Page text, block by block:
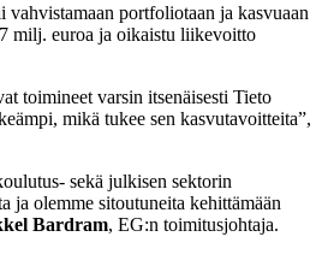
portfoliotaan ja kasvuaan
milj. euroa ja oikaistu liikevoitto
toimineet varsin itsenäisesti Tieto
mikä tukee sen kasvutavoitteita”,
sekä julkisen sektorin
ja olemme sitoutuneita kehittämään
Bardram, EG:n toimitusjohtaja.